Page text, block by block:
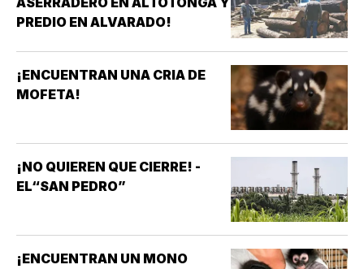
PREDIO EN ALVARADO!
¡ENCUENTRAN UNA CRIA DE
MOFETA!
¡NO QUIEREN QUE CIERRE! -
EL“SAN PEDRO”
¡ENCUENTRAN UN MONO